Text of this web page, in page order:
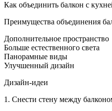
Как объединить балкон с
Преимущества объединения
Дополнительное пространство
Больше естественного света
Панорамные виды
Улучшенный дизайн
Дизайн-идеи
1. Снести стену между